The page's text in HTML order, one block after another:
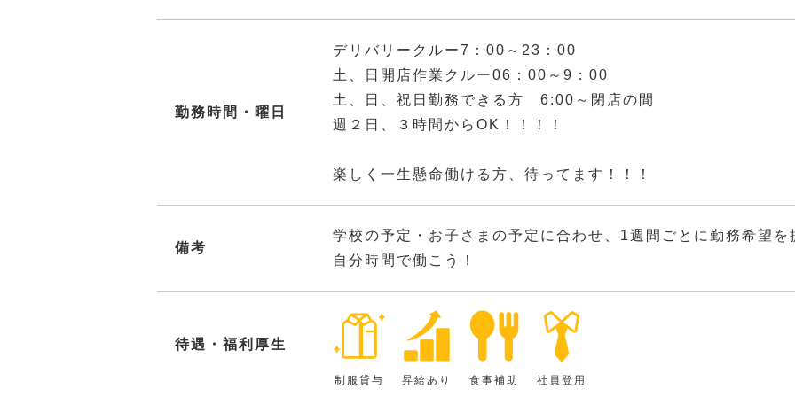
勤務時間・曜日
デリバリークルー7：00～23：00
土、日開店作業クルー06：00～9：00
土、日、祝日勤務できる方 6:00～閉店の間
週２日、３時間からOK！！！！
楽しく一生懸命働ける方、待ってます！！！
備考
学校の予定・お子さまの予定に合わせ、1週間ごとに勤務希望を
自分時間で働こう！
待遇・福利厚生
制服貸与 昇給あり 食事補助 社員登用